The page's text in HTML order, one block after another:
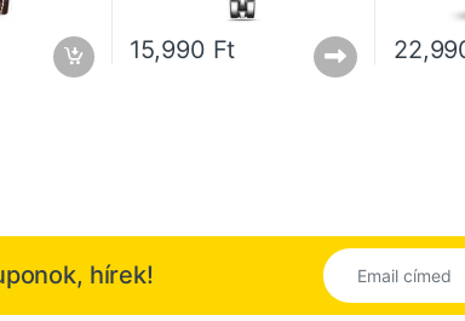
15,990 Ft
hírek!